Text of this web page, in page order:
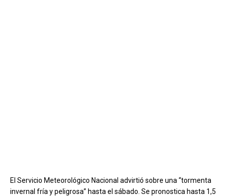
El Servicio Meteorológico Nacional advirtió sobre una “tormenta
invernal fría y peligrosa” hasta el sábado. Se pronostica hasta 1,5